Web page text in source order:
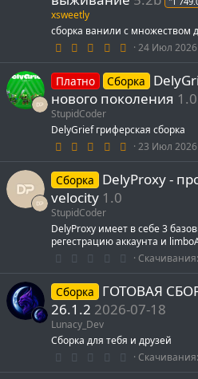
з
xsweetly
сборка ванили с множеством
5
0
з
в
з
д
24 Июл 2026
Платно Сборка
нового поколения 1.0
StupidCoder
DelyGrief гриферская сборка
5
0
з
д
23 Июл 2026
Сборка
DelyProxy -
velocity 1.0
StupidCoder
DelyProxy имеет в себе 3
регестрацию аккаунта и
0
0
з
в
з
д
Скачивания
Сборка
ГОТОВАЯ
26.1.2 2026-07-18
Lunacy_Dev
Сборка для тебя и друзей
0 Скачивания